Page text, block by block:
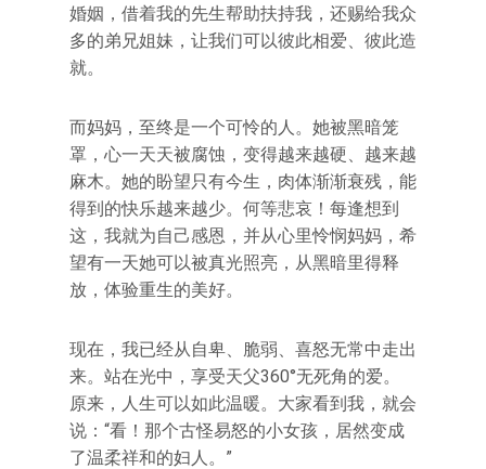
婚姻，借着我的先生帮助扶持我，还赐给我众
多的弟兄姐妹，让我们可以彼此相爱、彼此造
就。
而妈妈，至终是一个可怜的人。她被黑暗笼
罩，心一天天被腐蚀，变得越来越硬、越来越
麻木。她的盼望只有今生，肉体渐渐衰残，能
得到的快乐越来越少。何等悲哀！每逢想到
这，我就为自己感恩，并从心里怜悯妈妈，希
望有一天她可以被真光照亮，从黑暗里得释
放，体验重生的美好。
现在，我已经从自卑、脆弱、喜怒无常中走出
来。站在光中，享受天父360°无死角的爱。
原来，人生可以如此温暖。大家看到我，就会
说：“看！那个古怪易怒的小女孩，居然变成
了温柔祥和的妇人。”